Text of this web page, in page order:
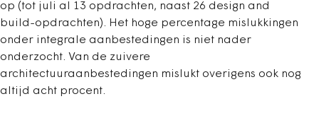
op (tot juli al 13 opdrachten, naast 26 design and
build-opdrachten). Het hoge percentage mislukkingen
onder integrale aanbestedingen is niet nader
onderzocht. Van de zuivere
architectuuraanbestedingen mislukt overigens ook nog
altijd acht procent.